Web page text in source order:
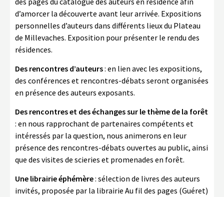
d’amorcer la découverte avant leur arrivée. Expositions
personnelles d’auteurs dans différents lieux du Plateau
de Millevaches. Exposition pour présenter le rendu des
résidences.
Des rencontres d’auteurs: en lien avec les expositions,
des conférences et rencontres-débats seront organisées
en présence des auteurs exposants.
Des rencontres et des échanges sur le thème de la forêt
: en nous rapprochant de partenaires compétents et
intéressés par la question, nous animerons en leur
présence des rencontres-débats ouvertes au public, ainsi
que des visites de scieries et promenades en forêt.
Une librairie éphémère: sélection de livres des auteurs
invités, proposée par la librairie Au fil des pages (Guéret)